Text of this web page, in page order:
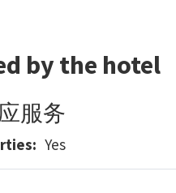
by the hotel
服务
Yes